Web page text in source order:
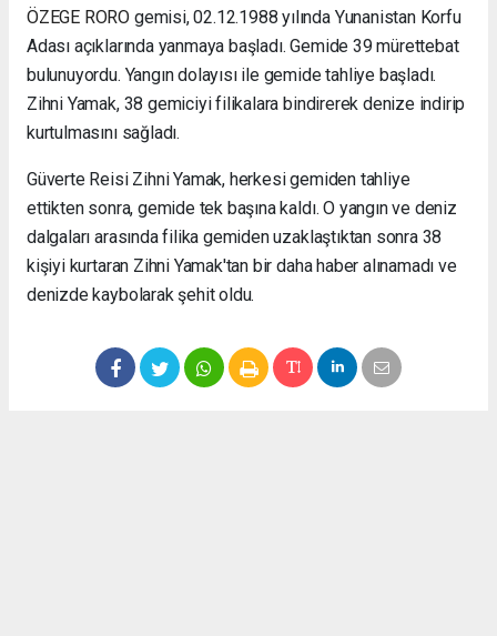
ÖZEGE RORO gemisi, 02.12.1988 yılında Yunanistan Korfu
Adası açıklarında yanmaya başladı. Gemide 39 mürettebat
bulunuyordu. Yangın dolayısı ile gemide tahliye başladı.
Zihni Yamak, 38 gemiciyi filikalara bindirerek denize indirip
kurtulmasını sağladı.
Güverte Reisi Zihni Yamak, herkesi gemiden tahliye
ettikten sonra, gemide tek başına kaldı. O yangın ve deniz
dalgaları arasında filika gemiden uzaklaştıktan sonra 38
kişiyi kurtaran Zihni Yamak'tan bir daha haber alınamadı ve
denizde kaybolarak şehit oldu.